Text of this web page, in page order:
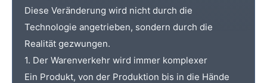
Diese Veränderung wird nicht durch die
Technologie angetrieben, sondern durch die
Realität gezwungen.
1. Der Warenverkehr wird immer komplexer
Ein Produkt, von der Produktion bis in die Hände